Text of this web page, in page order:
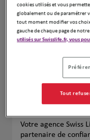
Votre agence Swiss
partenaire de
cookies utilisés et vous
globalement ou de paramétrer
tout moment modifier vos choix
gauche de chaque page de
utilisés sur Swisslife.fr, vous
Tout